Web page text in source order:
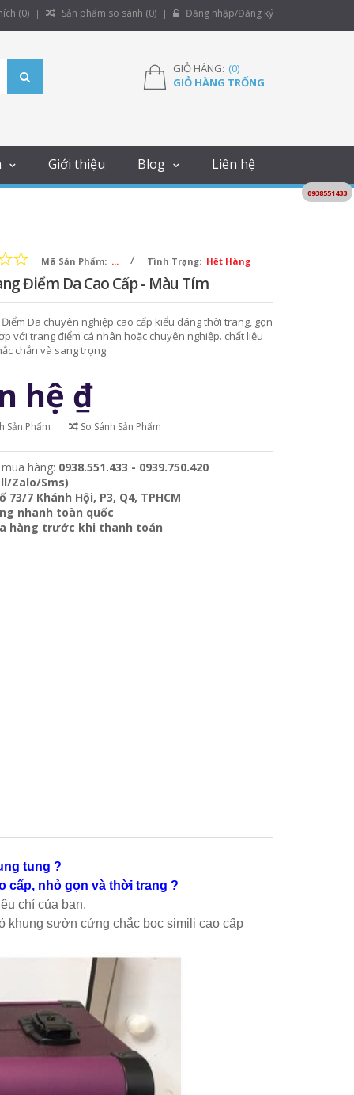
(0) Sản phẩm so sánh (0) Đăng nhập/Đăng ký
GIỎ HÀNG: (0)
GIỎ HÀNG TRỐNG
Giới thiệu Blog Liên hệ
Mã Sản Phẩm: ... / Tình Trạng: Hết Hàng
Điểm Da Cao Cấp - Màu Tím
Điểm Da chuyên nghiệp cao cấp kiểu dáng thời trang, gọn
với trang điểm cá nhân hoặc chuyên nghiệp. chất liệu
chắn và sang trọng.
hệ ₫
Sản Phẩm So Sánh Sản Phẩm
mua hàng: 0938.551.433 - 0939.750.420
Zalo/Sms)
73/7 Khánh Hội, P3, Q4, TPHCM
nhanh toàn quốc
hàng trước khi thanh toán
tung ?
cấp, nhỏ gọn và thời trang ?
chí của bạn.
khung sườn cứng chắc bọc simili cao cấp
0938551433